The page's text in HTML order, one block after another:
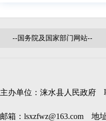
主办单位：涞水县人民政府
邮箱：lsxzfwz@163.com 地